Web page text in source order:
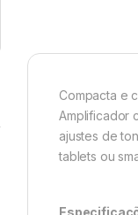
Compacta e
Amplificador
ajustes de
tablets ou